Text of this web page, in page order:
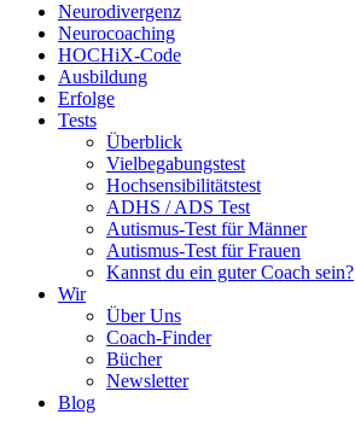
Neurodivergenz
Neurocoaching
HOCHiX-Code
Ausbildung
Erfolge
Tests
Überblick
Vielbegabungstest
Hochsensibilitätstest
ADHS / ADS Test
Autismus-Test für Männer
Autismus-Test für Frauen
Kannst du ein guter Coach sein?
Wir
Über Uns
Coach-Finder
Bücher
Newsletter
Blog